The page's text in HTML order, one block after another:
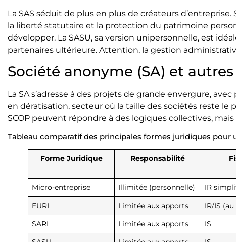
La SAS séduit de plus en plus de créateurs
la liberté statutaire et la protection du patrimoine
développer. La SASU, sa version unipersonnelle, est
partenaires ultérieure. Attention, la gestion
Société anonyme (SA) et
La SA s’adresse à des projets de grande envergure,
en dératisation, secteur où la taille des sociétés reste le
SCOP peuvent répondre à des logiques collectives,
Tableau comparatif des principales formes juridiques pour
Forme Juridique Responsabilité
Micro-entreprise
Illimitée (personnelle) IR
EURL
Limitée aux apports IR/IS
SARL
Limitée aux apports IS